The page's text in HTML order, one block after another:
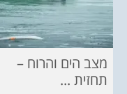
מצב הים והרוח –
תחזית ...